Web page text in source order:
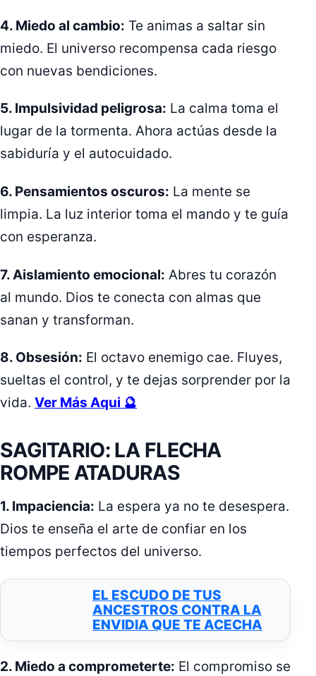
4. Miedo al cambio: Te animas a saltar sin
miedo. El universo recompensa cada riesgo
con nuevas bendiciones.
5. Impulsividad peligrosa: La calma toma el
lugar de la tormenta. Ahora actúas desde la
sabiduría y el autocuidado.
6. Pensamientos oscuros: La mente se
limpia. La luz interior toma el mando y te guía
con esperanza.
7. Aislamiento emocional: Abres tu corazón
al mundo. Dios te conecta con almas que
sanan y transforman.
8. Obsesión: El octavo enemigo cae. Fluyes,
sueltas el control, y te dejas sorprender por la
vida. Ver Más Aqui 🔮
SAGITARIO: LA FLECHA
ROMPE ATADURAS
1. Impaciencia: La espera ya no te desespera.
Dios te enseña el arte de confiar en los
tiempos perfectos del universo.
EL ESCUDO DE TUS
ANCESTROS CONTRA LA
ENVIDIA QUE TE ACECHA
2. Miedo a comprometerte: El compromiso se